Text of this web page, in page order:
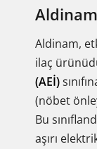
Aldinam,
ilaç
(AEİ)
(nöbet
Bu
aşırı